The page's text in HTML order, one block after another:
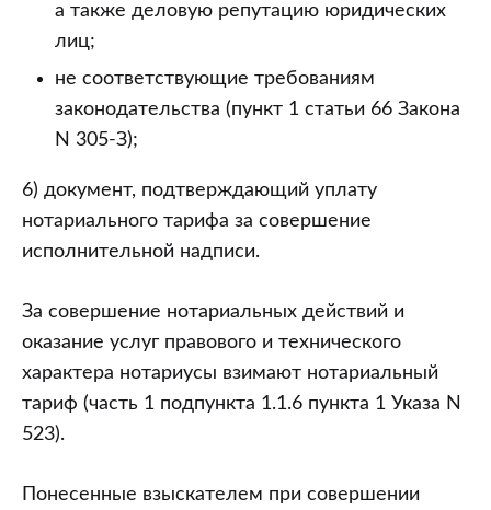
а также деловую репутацию юридических
лиц;
не соответствующие требованиям
законодательства (пункт 1 статьи 66 Закона
N 305-З);
6) документ, подтверждающий уплату
нотариального тарифа за совершение
исполнительной надписи.
За совершение нотариальных действий и
оказание услуг правового и технического
характера нотариусы взимают нотариальный
тариф (часть 1 подпункта 1.1.6 пункта 1 Указа N
523).
Понесенные взыскателем при совершении